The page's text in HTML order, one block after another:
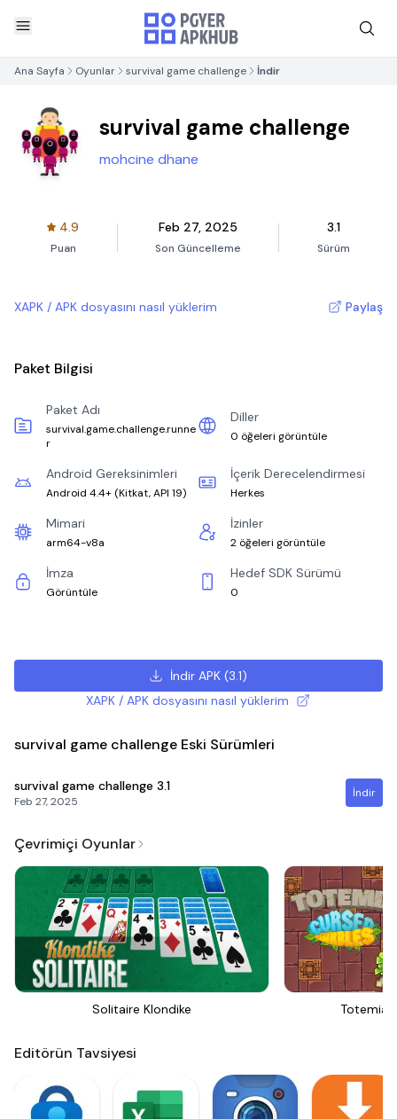
Ana Sayfa Oyunlar survival game challenge İndir
survival game challenge
mohcine dhane
4.9
Puan
Feb 27, 2025
Son Güncelleme
3.1
Sürüm
XAPK / APK dosyasını nasıl yüklerim Paylaş
Paket Bilgisi
Paket Adı
survival.game.challenge.runne
r
Diller
0 öğeleri görüntüle
Android Gereksinimleri
Android 4.4+ (Kitkat, API 19)
İçerik Derecelendirmesi
Herkes
Mimari
arm64-v8a
İzinler
2 öğeleri görüntüle
İmza
Görüntüle
Hedef SDK Sürümü
0
İndir APK (3.1)
XAPK / APK dosyasını nasıl yüklerim
survival game challenge Eski Sürümleri
survival game challenge 3.1
Feb 27, 2025
İndir
Çevrimiçi Oyunlar
Solitaire Klondike Totemia
Editörün Tavsiyesi